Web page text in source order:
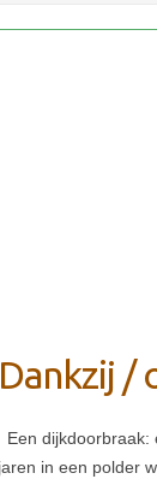
Dankzij /